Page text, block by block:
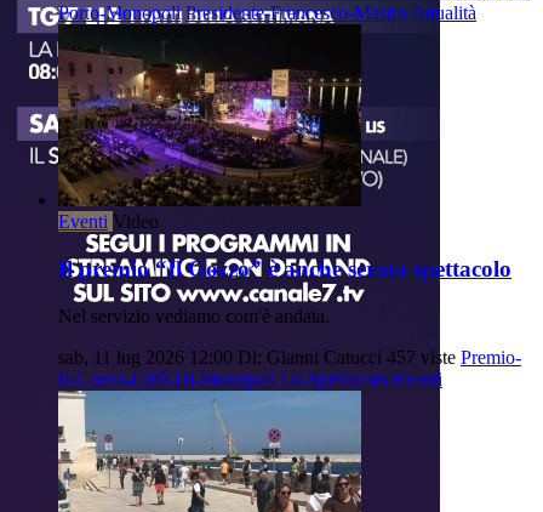
Porto-Monopoli Presidente-Francesco-MastroAttualità
Eventi Video
Il premio “Il Gozzo” è anche serata spettacolo
Nel servizio vediamo com'è andata.
sab, 11 lug 2026 12:00 Di: Gianni Catucci 457 viste Premio-
Il-Gozzo-Città-Di-Monopoli Lo-Spettacolo Eventi